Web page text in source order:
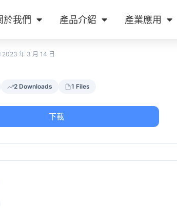
於我們 產品介紹 產業應用
2023 年 3 月 14 日
2 Downloads 1 Files
下載